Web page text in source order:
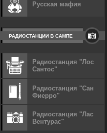
Русская мафия
РАДИОСТАНЦИИ В САМПЕ
Радиостанция "Лос
Сантос"
Радиостанция "Сан
Фиерро"
Радиостанция "Лас
Вентурас"